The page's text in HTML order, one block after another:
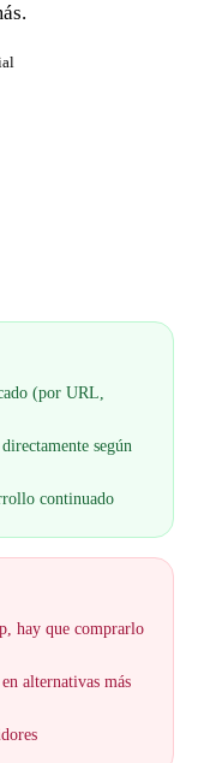
(por URL,
según
continuado
hay que comprarlo
alternativas más